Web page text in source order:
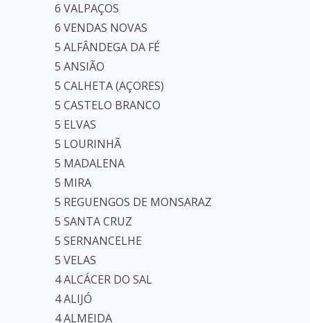
6 VALPAÇOS
6 VENDAS NOVAS
5 ALFÂNDEGA DA FÉ
5 ANSIÃO
5 CALHETA (AÇORES)
5 CASTELO BRANCO
5 ELVAS
5 LOURINHÃ
5 MADALENA
5 MIRA
5 REGUENGOS DE MONSARAZ
5 SANTA CRUZ
5 SERNANCELHE
5 VELAS
4 ALCÁCER DO SAL
4 ALIJÓ
4 ALMEIDA